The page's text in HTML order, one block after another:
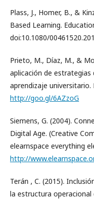
Plass, J., Homer, B., &
Based Learning.
doi:10.1080/
Prieto, M., Díaz, M., &
aplicación de
aprendizaje universitario.
http://goo.gl/6AZzoG
Siemens, G. (2004).
Digital Age. (Creative
elearnspace everything
http://
Terán , C. (2015).
la estructura operacional